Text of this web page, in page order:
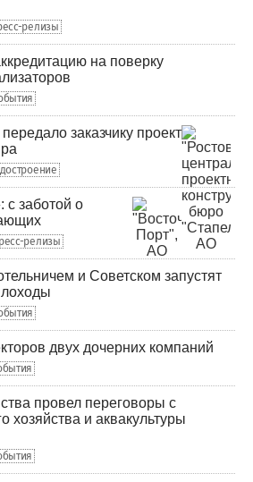
релизы
на поверку
заказчику проект
с заботой о
релизы
и Советском запустят
двух дочерних компаний
провел переговоры с
хозяйства и аквакультуры